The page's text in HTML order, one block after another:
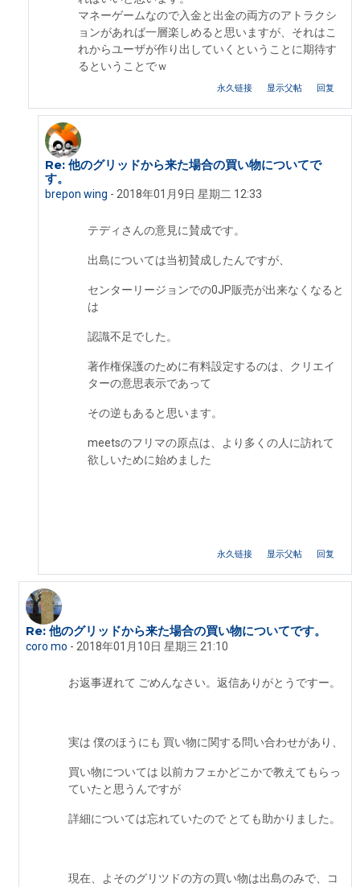
マネーゲームなので入金と出金の両方のアトラクシ
ョンがあれば一層楽しめると思いますが、それはこ
れからユーザが作り出していくということに期待す
るということでｗ
永久链接 显示父帖 回复
回复teddy Dragoone
Re: 他のグリッドから来た場合の買い物についてで
す。
brepon wing - 2018年01月9日 星期二 12:33
テディさんの意見に賛成です。
出島については当初賛成したんですが、
センターリージョンでの0JP販売が出来なくなると
は
認識不足でした。
著作権保護のために有料設定するのは、クリエイ
ターの意思表示であって
その逆もあると思います。
meetsのフリマの原点は、より多くの人に訪れて
欲しいために始めました
永久链接 显示父帖 回复
回复coro mo
Re: 他のグリッドから来た場合の買い物についてです。
coro mo - 2018年01月10日 星期三 21:10
お返事遅れて ごめんなさい。返信ありがとうですー。
実は 僕のほうにも 買い物に関する問い合わせがあり、
買い物については 以前カフェかどこかで教えてもらっ
ていたと思うんですが
詳細については忘れていたので とても助かりました。
現在、よそのグリツドの方の買い物は出島のみで、コ